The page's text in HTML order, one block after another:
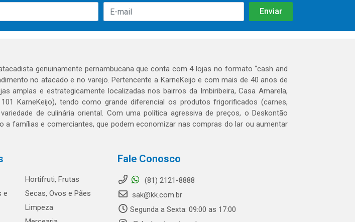
genuinamente pernambucana que conta com 4 lojas no formato “cash and
no atacado e no varejo. Pertencente a KarneKeijo e com mais de 40 anos de
amplas e estrategicamente localizadas nos bairros da Imbiribeira, Casa Amarela,
KarneKeijo), tendo como grande diferencial os produtos frigorificados (carnes,
de culinária oriental. Com uma política agressiva de preços, o Deskontão
a famílias e comerciantes, que podem economizar nas compras do lar ou aumentar
e
Hortifruti, Frutas
Secas, Ovos e Pães
Limpeza
Fale Conosco
(81) 2121-8888
sak@kk.com.br
Segunda a Sexta: 09:00 as 17:00